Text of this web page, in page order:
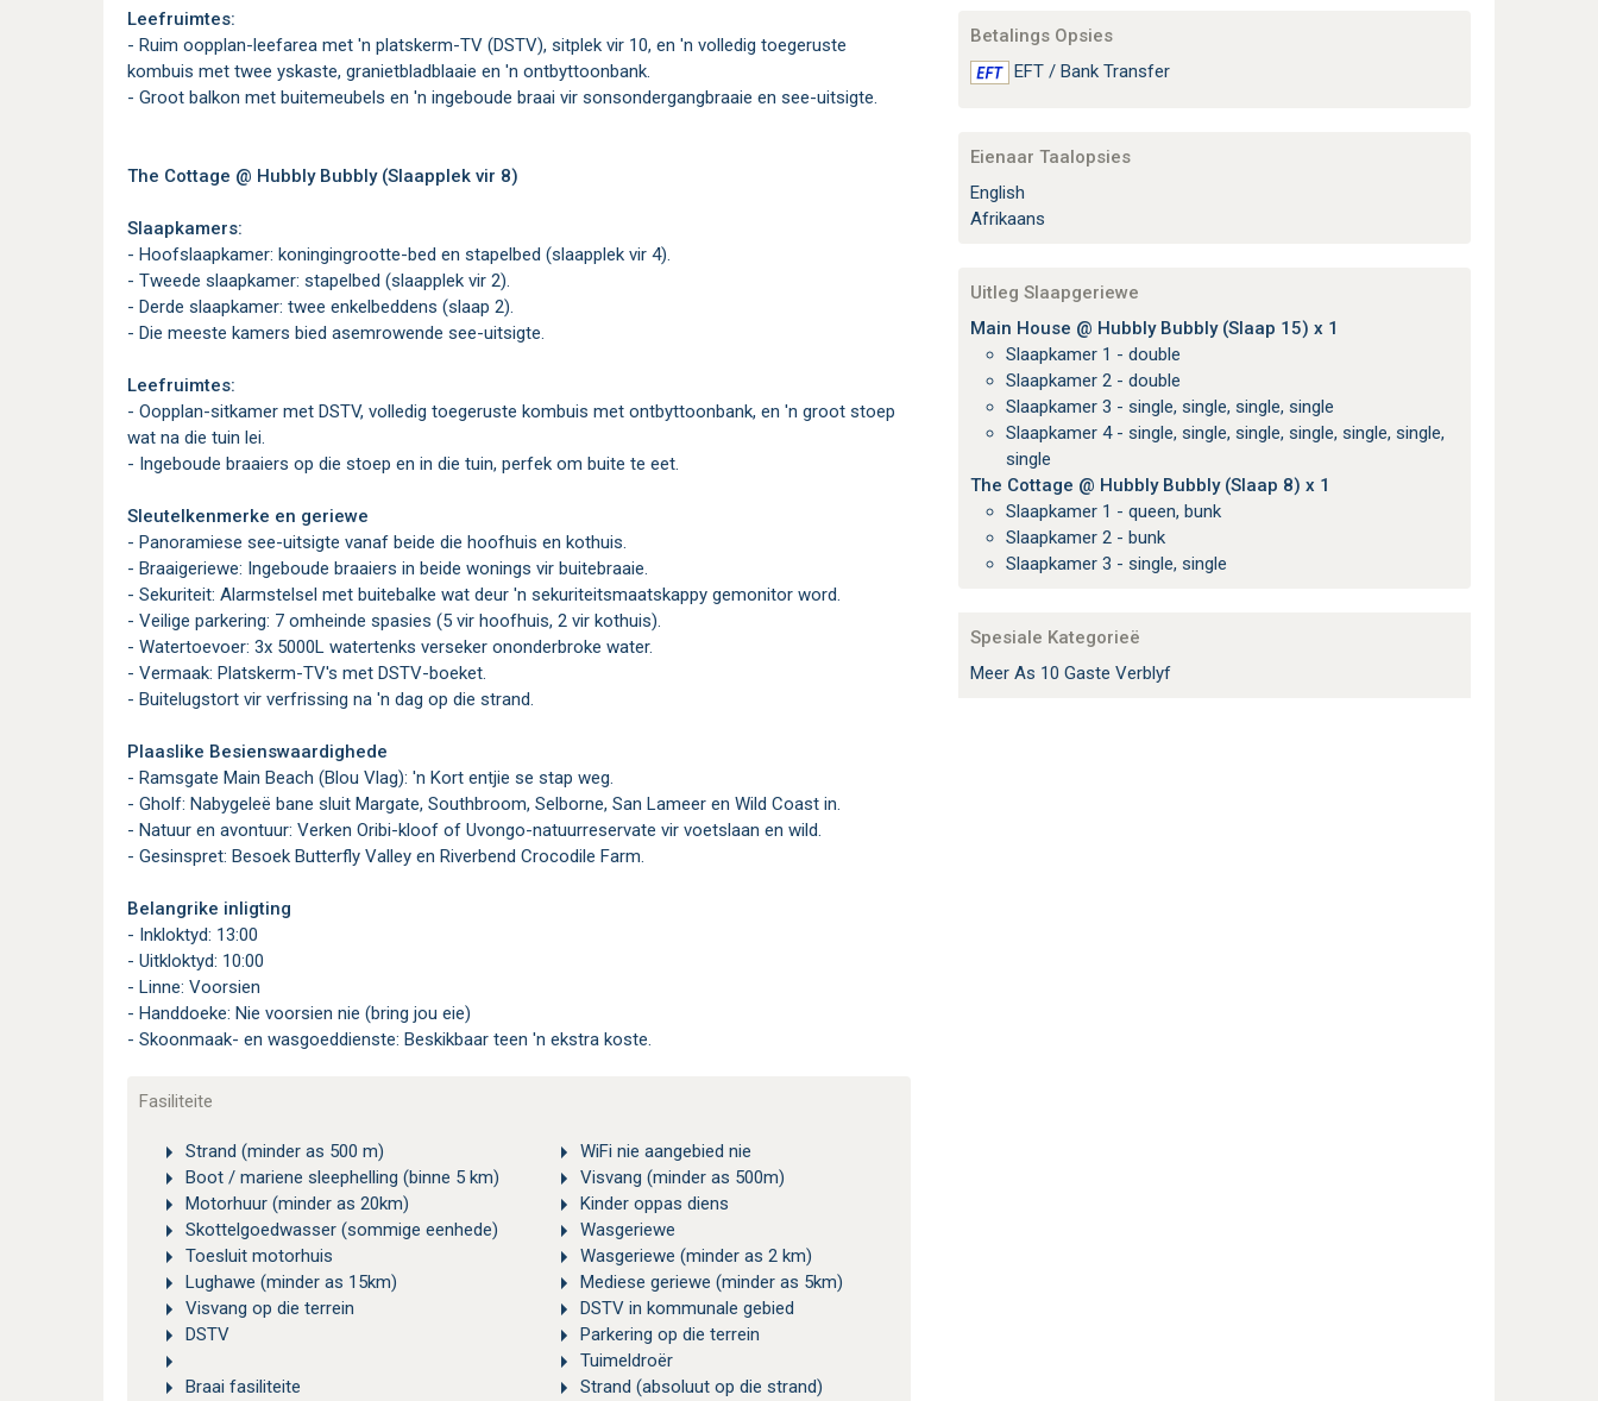
Betalings Opsies
EFT / Bank Transfer
Eienaar Taalopsies
English
Afrikaans
Uitleg Slaapgeriewe
Main House @ Hubbly Bubbly (Slaap 15) x 1
Slaapkamer 1 - double
Slaapkamer 2 - double
Slaapkamer 3 - single, single, single, single
Slaapkamer 4 - single, single, single, single, single, single,
single
The Cottage @ Hubbly Bubbly (Slaap 8) x 1
Slaapkamer 1 - queen, bunk
Slaapkamer 2 - bunk
Slaapkamer 3 - single, single
Spesiale Kategorieë
Meer As 10 Gaste Verblyf
Leefruimtes:
- Ruim oopplan-leefarea met 'n platskerm-TV (DSTV), sitplek vir 10, en 'n volledig toegeruste
kombuis met twee yskaste, granietbladblaaie en 'n ontbyttoonbank.
- Groot balkon met buitemeubels en 'n ingeboude braai vir sonsondergangbraaie en see-uitsigte.
The Cottage @ Hubbly Bubbly (Slaapplek vir 8)
Slaapkamers:
- Hoofslaapkamer: koningingrootte-bed en stapelbed (slaapplek vir 4).
- Tweede slaapkamer: stapelbed (slaapplek vir 2).
- Derde slaapkamer: twee enkelbeddens (slaap 2).
- Die meeste kamers bied asemrowende see-uitsigte.
Leefruimtes:
- Oopplan-sitkamer met DSTV, volledig toegeruste kombuis met ontbyttoonbank, en 'n groot stoep
wat na die tuin lei.
- Ingeboude braaiers op die stoep en in die tuin, perfek om buite te eet.
Sleutelkenmerke en geriewe
- Panoramiese see-uitsigte vanaf beide die hoofhuis en kothuis.
- Braaigeriewe: Ingeboude braaiers in beide wonings vir buitebraaie.
- Sekuriteit: Alarmstelsel met buitebalke wat deur 'n sekuriteitsmaatskappy gemonitor word.
- Veilige parkering: 7 omheinde spasies (5 vir hoofhuis, 2 vir kothuis).
- Watertoevoer: 3x 5000L watertenks verseker ononderbroke water.
- Vermaak: Platskerm-TV's met DSTV-boeket.
- Buitelugstort vir verfrissing na 'n dag op die strand.
Plaaslike Besienswaardighede
- Ramsgate Main Beach (Blou Vlag): 'n Kort entjie se stap weg.
- Gholf: Nabygeleë bane sluit Margate, Southbroom, Selborne, San Lameer en Wild Coast in.
- Natuur en avontuur: Verken Oribi-kloof of Uvongo-natuurreservate vir voetslaan en wild.
- Gesinspret: Besoek Butterfly Valley en Riverbend Crocodile Farm.
Belangrike inligting
- Inkloktyd: 13:00
- Uitkloktyd: 10:00
- Linne: Voorsien
- Handdoeke: Nie voorsien nie (bring jou eie)
- Skoonmaak- en wasgoeddienste: Beskikbaar teen 'n ekstra koste.
Fasiliteite
Strand (minder as 500 m)
Boot / mariene sleephelling (binne 5 km)
Motorhuur (minder as 20km)
Skottelgoedwasser (sommige eenhede)
Toesluit motorhuis
Lughawe (minder as 15km)
Visvang op die terrein
DSTV
Braai fasiliteite
WiFi nie aangebied nie
Visvang (minder as 500m)
Kinder oppas diens
Wasgeriewe
Wasgeriewe (minder as 2 km)
Mediese geriewe (minder as 5km)
DSTV in kommunale gebied
Parkering op die terrein
Tuimeldroër
Strand (absoluut op die strand)